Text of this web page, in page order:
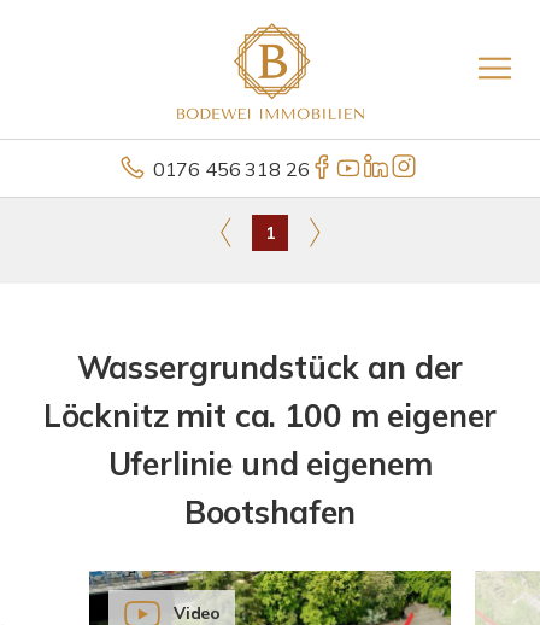
0176 456 318 26
1
Wassergrundstück an der
Löcknitz mit ca. 100 m eigener
Uferlinie und eigenem
Bootshafen
Video